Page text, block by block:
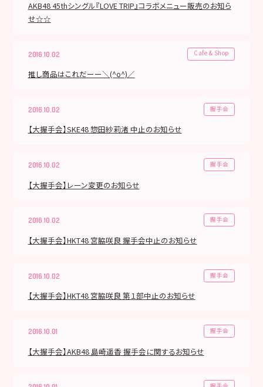
AKB48 45thシングル『LOVE TRIP』コラボメニュー販売のお知ら
せ☆☆
2016.10.02 Cafe & Shop
推し商品はこれだーー＼(^o^)／
2016.10.02 握手会
【大握手会】SKE48 惣田紗莉渚 中止のお知らせ
2016.10.02 握手会
【大握手会】レーン変更のお知らせ
2016.10.02 握手会
【大握手会】HKT48 宮脇咲良 握手会中止のお知らせ
2016.10.02 握手会
【大握手会】HKT48 宮脇咲良 第１部中止のお知らせ
2016.10.01 握手会
【大握手会】AKB48 島崎遥香 握手会に関するお知らせ